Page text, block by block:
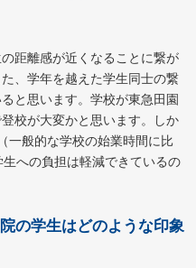
距離感が近くなることに繋が
、学年を越えた学生同士の繋
と思います。学校が東急田園
校が大変かと思います。しか
一般的な学校の始業時間に比
への負担は軽減できているの
の学生はどのような印象